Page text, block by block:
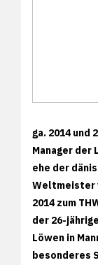
ga. 2014 und
Manager der
ehe der
Weltmeister
2014 zum
der 26-
Löwen in
besonderes